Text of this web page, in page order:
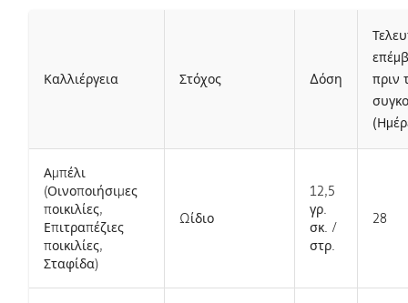
Καλλιέργεια Στόχος Δόση
πριν
Αμπέλι
(Οινοποιήσιμες
ποικιλίες,
Επιτραπέζιες
ποικιλίες,
Σταφίδα)​
Ωίδιο
12,5
γρ.
σκ. /
στρ.
28